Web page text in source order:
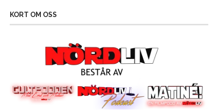
KORT OM OSS